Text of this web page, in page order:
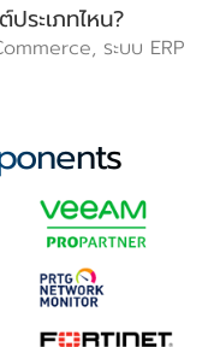
ประเภทไหน?
ระบบ ERP